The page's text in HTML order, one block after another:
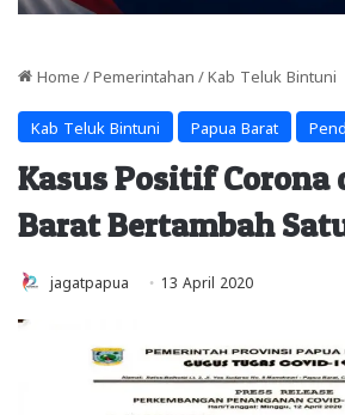
Home / Pemerintahan / Kab Teluk Bintuni
Kab Teluk Bintuni Papua Barat
Kasus Positif Corona
Barat Bertambah
jagatpapua 13 April 2020